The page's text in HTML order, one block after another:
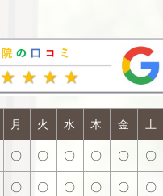
月 火 水 木 金 土
〇 〇 〇 〇 〇 〇
〇 〇 〇 〇 〇 〇